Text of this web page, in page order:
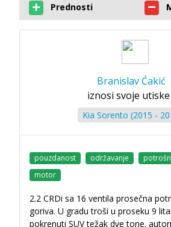
Prednosti
Branislav Ćakić
iznosi svoje
Kia Sorento (2015 -
pouzdanost održavanje
motor
2.2 CRDi sa 16 ventila prosečna
goriva. U gradu troši u proseku 9
pokrenuti SUV težak dve tone.